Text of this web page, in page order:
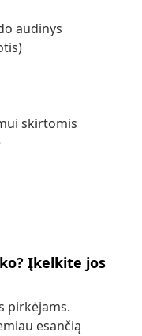
audinys
skirtomis
Įkelkite jos
pirkėjams.
esančią